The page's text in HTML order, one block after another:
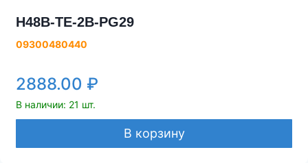
H48B-TE-2B-PG29
09300480440
2888.00 ₽
В наличии: 21 шт.
В корзину